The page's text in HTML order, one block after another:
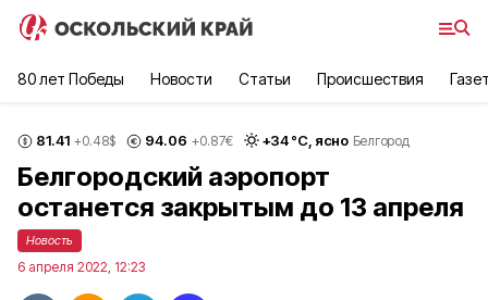
80 лет Победы Новости Статьи Происшествия
81.41 +0.48$ 94.06 +0.87€ +34°С, ясно Белгород
Белгородский аэропорт
останется закрытым до 13 апреля
Новость
6 апреля 2022, 12:23